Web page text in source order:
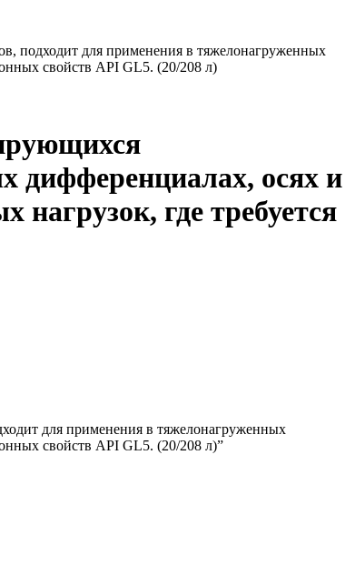
подходит для применения в тяжелонагруженных
свойств API GL5. (20/208 л)
дифференциалах, осях и
нагрузок, где требуется
для применения в тяжелонагруженных
свойств API GL5. (20/208 л)”